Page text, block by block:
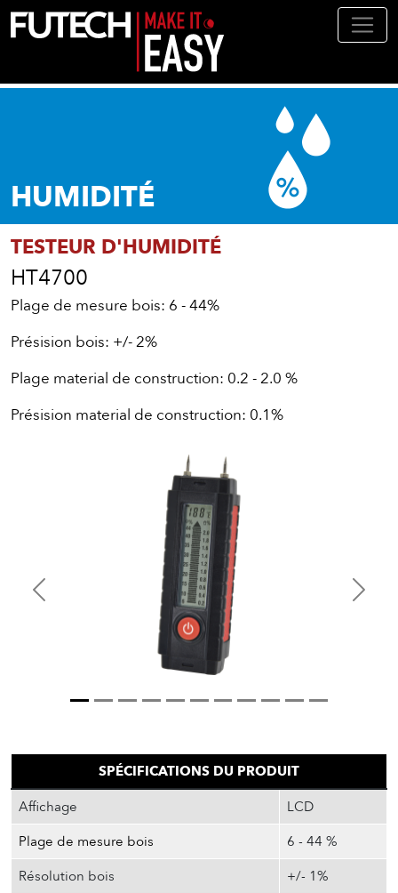
Aller au contenu principal
HUMIDITÉ
TESTEUR D'HUMIDITÉ
HT4700
Plage de mesure bois: 6 - 44%
Présision bois: +/- 2%
Plage material de construction: 0.2 - 2.0 %
Présision material de construction: 0.1%
Previous Next
SPÉCIFICATIONS DU PRODUIT
Affichage
LCD
Plage de mesure bois
6 - 44 %
Résolution bois
+/- 1%